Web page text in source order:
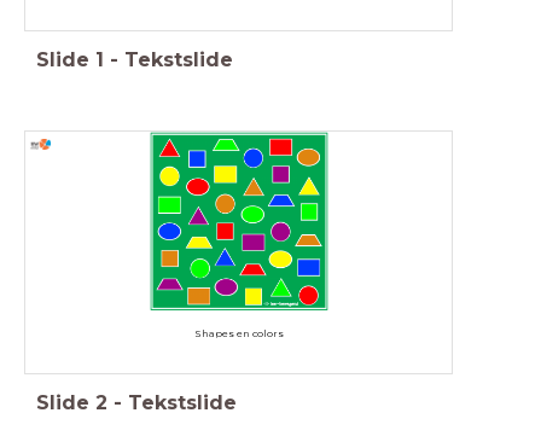
Slide 1 - Tekstslide
Shapes en colors
Slide 2 - Tekstslide